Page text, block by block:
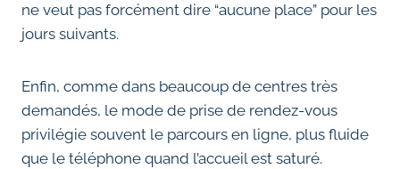
ne veut pas forcément dire “aucune place” pour les
jours suivants.
Enfin, comme dans beaucoup de centres très
demandés, le mode de prise de rendez-vous
privilégie souvent le parcours en ligne, plus fluide
que le téléphone quand l’accueil est saturé.